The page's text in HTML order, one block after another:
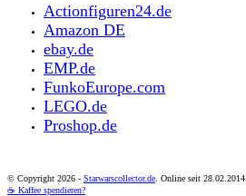
Actionfiguren24.de
Amazon DE
ebay.de
EMP.de
FunkoEurope.com
LEGO.de
Proshop.de
© Copyright 2026 - Starwarscollector.de . Online seit 28.02.2014.
☕ Kaffee spendieren?